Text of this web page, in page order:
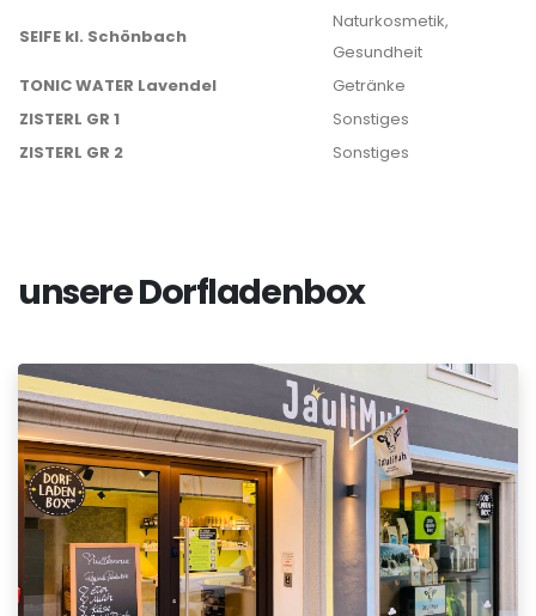
SEIFE kl. Schönbach
Naturkosmetik,
Gesundheit
TONIC WATER Lavendel
Getränke
ZISTERL GR 1
Sonstiges
ZISTERL GR 2
Sonstiges
unsere Dorfladenbox